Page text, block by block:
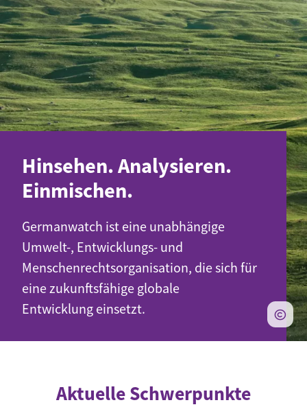
Hinsehen. Analysieren.
Einmischen.
Germanwatch ist eine unabhängige
Umwelt-, Entwicklungs- und
Menschenrechtsorganisation, die sich für
eine zukunftsfähige globale
Entwicklung einsetzt.
Aktuelle Schwerpunkte